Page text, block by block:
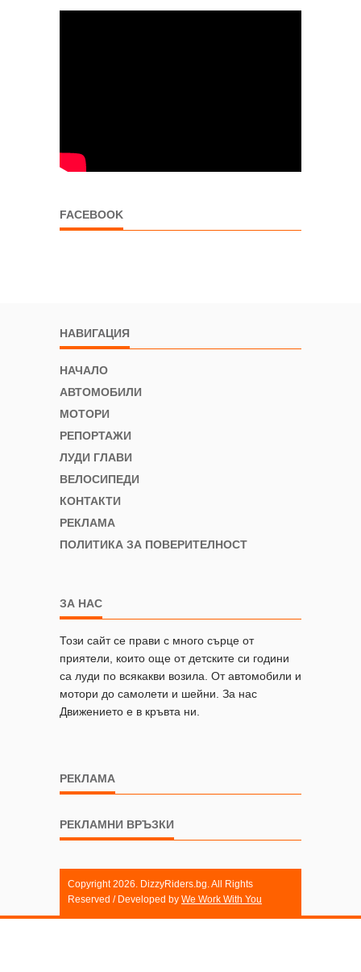
FACEBOOK
НАВИГАЦИЯ
НАЧАЛО
АВТОМОБИЛИ
МОТОРИ
РЕПОРТАЖИ
ЛУДИ ГЛАВИ
ВЕЛОСИПЕДИ
КОНТАКТИ
РЕКЛАМА
ПОЛИТИКА ЗА ПОВЕРИТЕЛНОСТ
ЗА НАС
Този сайт се прави с много сърце от
приятели, които още от детските си години
са луди по всякакви возила. От автомобили и
мотори до самолети и шейни. За нас
Движението е в кръвта ни.
РЕКЛАМА
РЕКЛАМНИ ВРЪЗКИ
Copyright 2026. DizzyRiders.bg. All Rights
Reserved / Developed by We Work With You